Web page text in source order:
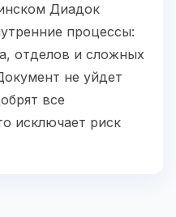
Диадок
процессы:
отделов и сложных
не уйдет
все
исключает риск